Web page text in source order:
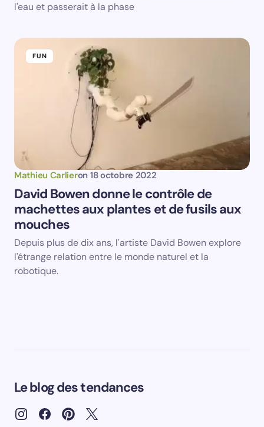
l'eau et passerait à la phase
FUN
Mathieu Carlieron 18 octobre 2022
David Bowen donne le contrôle de
machettes aux plantes et de fusils aux
mouches
Depuis plus de dix ans, l'artiste David Bowen explore
l'étrange relation entre le monde naturel et la
robotique.
Le blog des tendances